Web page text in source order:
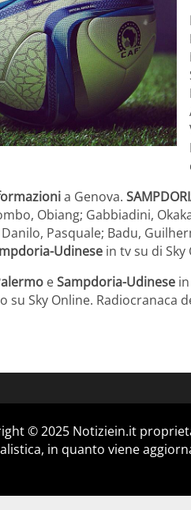
a Genova.
Obiang; Gabbiadini,
Pasquale; Badu,
Udinese in tv su di
eSampdoria-Udinese in
su Sky Online. Radiocranaca
© 2025 Notiziein.it
in quanto viene